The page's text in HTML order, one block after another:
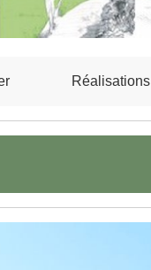
Réalisations